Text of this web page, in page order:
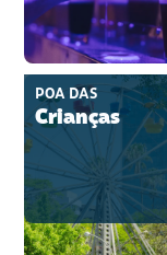
POA DAS
Crianças